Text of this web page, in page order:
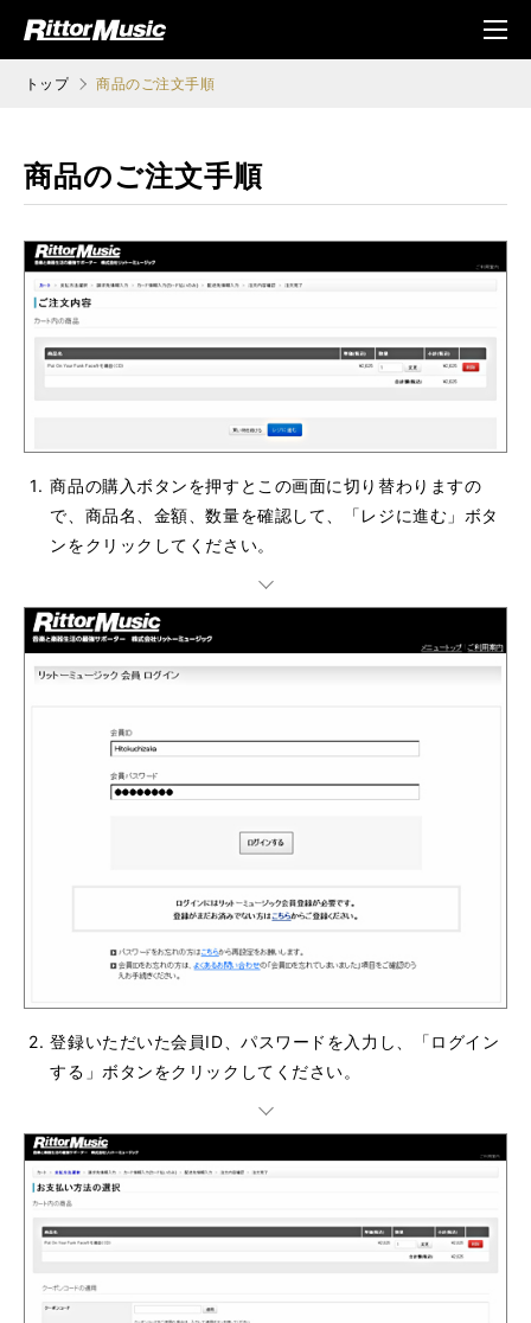
ジック (Rittor Musi
メニ
ュ
トップ 商品のご注文手順
商品のご注文手順
商品の購入ボタンを押すとこの画面に切り替わりますの
で、商品名、金額、数量を確認して、「レジに進む」ボタ
ンをクリックしてください。
登録いただいた会員ID、パスワードを入力し、「ログイン
する」ボタンをクリックしてください。